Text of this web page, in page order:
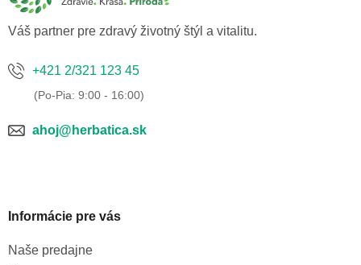
Váš partner pre zdravý životný štýl a vitalitu.
+421 2/321 123 45
ahoj@herbatica.sk
Informácie pre vás
Naše predajne